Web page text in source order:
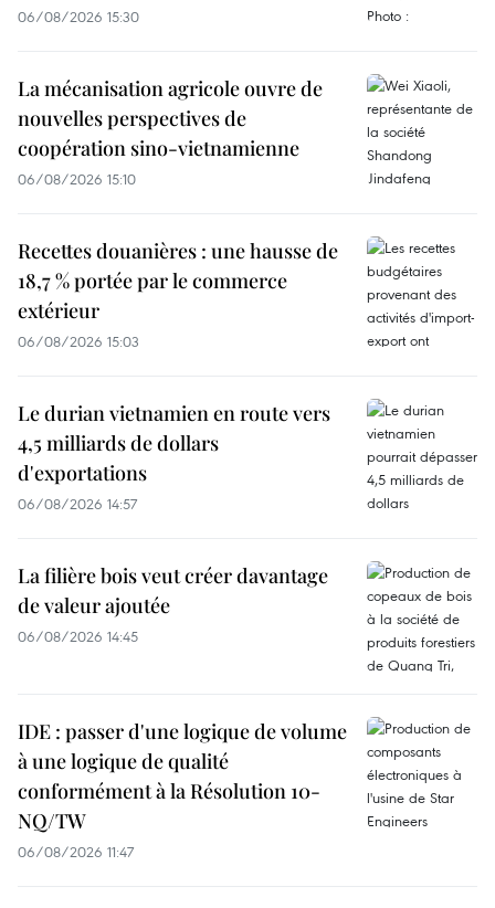
06/08/2026 15:30
La mécanisation agricole ouvre de
nouvelles perspectives de
coopération sino-vietnamienne
06/08/2026 15:10
Recettes douanières : une hausse de
18,7 % portée par le commerce
extérieur
06/08/2026 15:03
Le durian vietnamien en route vers
4,5 milliards de dollars
d'exportations
06/08/2026 14:57
La filière bois veut créer davantage
de valeur ajoutée
06/08/2026 14:45
IDE : passer d'une logique de volume
à une logique de qualité
conformément à la Résolution 10-
NQ/TW
06/08/2026 11:47